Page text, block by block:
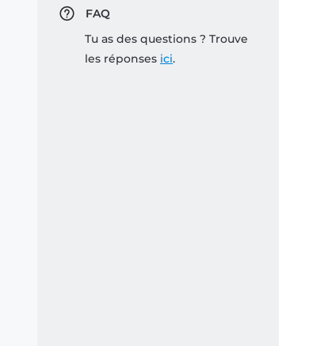
FAQ
Tu as des questions ? Trouve
les réponses ici.